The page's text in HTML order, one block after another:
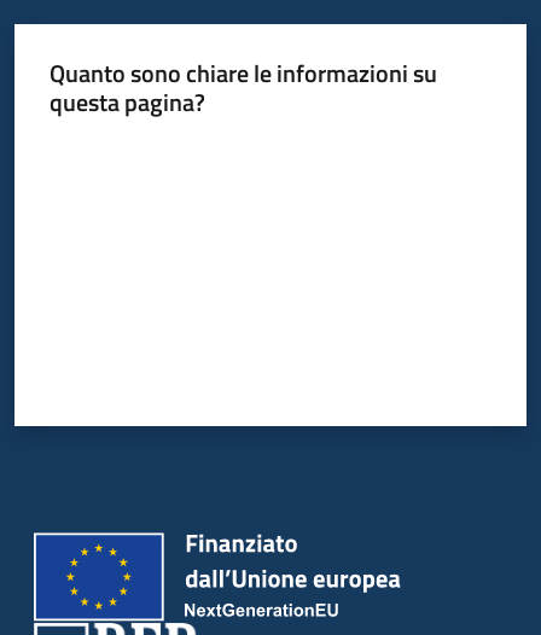
Seguici
Quanto sono chiare le informazioni su
questa pagina?